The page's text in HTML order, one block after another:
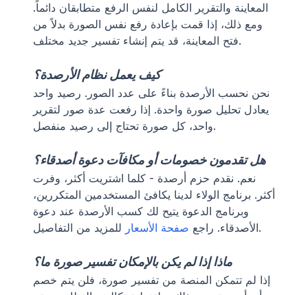
المعاينة والتقرير الكامل لنفس الرفع متطابقان دائماً.
ومع ذلك، إذا قمت بإعادة رفع نفس الصورة بدلاً من
فتح المعاينة، قد يتم إنشاء تفسير جديد مختلف.
كيف يعمل نظام الأرصدة؟
نحن نحسب الأرصدة بناءً على عدد الصور. رصيد واحد
يعادل تحليل صورة واحدة. إذا رفعت عدة صور لتقرير
واحد، كل صورة تحتاج إلى رصيد منفصل.
هل تقدمون خصومات أو مكافآت دعوة أصدقاء؟
نعم. نقدم حزم أرصدة - كلما اشتريت أكثر، وفرت
أكثر. برنامج الولاء لدينا يكافئ المستخدمين المتكررين،
وبرنامج الدعوة يتيح لك كسب الأرصدة عند دعوة
الأصدقاء. راجع صفحة الأسعار للمزيد من التفاصيل.
ماذا إذا لم يكن بالإمكان تفسير صورة ما؟
إذا لم تتمكن المنصة من تفسير صورة، فلن يتم خصم